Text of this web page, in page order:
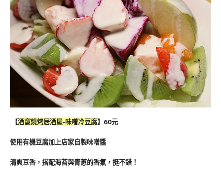
【酒窩燒烤居酒屋-味噌冷豆腐】60元
使用有機豆腐加上店家自製味噌醬
清爽豆香，搭配海苔與青蔥的香氣，挺不錯！